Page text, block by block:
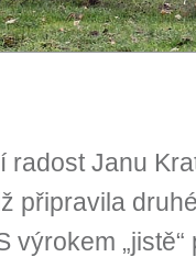
radost Janu
připravila
výrokem